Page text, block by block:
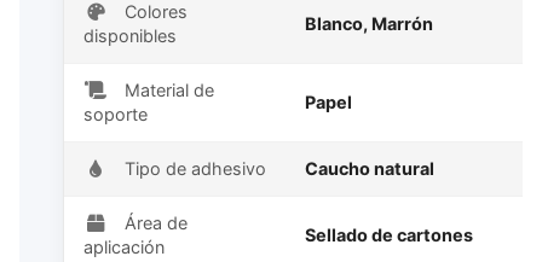
Colores
disponibles
Blanco, Marrón
Material de
soporte
Papel
Tipo de adhesivo Caucho natural
Área de
aplicación
Sellado de cartones